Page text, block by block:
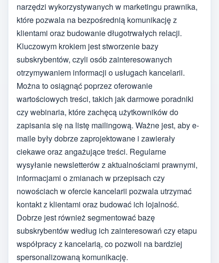
narzędzi wykorzystywanych w marketingu prawnika,
które pozwala na bezpośrednią komunikację z
klientami oraz budowanie długotrwałych relacji.
Kluczowym krokiem jest stworzenie bazy
subskrybentów, czyli osób zainteresowanych
otrzymywaniem informacji o usługach kancelarii.
Można to osiągnąć poprzez oferowanie
wartościowych treści, takich jak darmowe poradniki
czy webinaria, które zachęcą użytkowników do
zapisania się na listę mailingową. Ważne jest, aby e-
maile były dobrze zaprojektowane i zawierały
ciekawe oraz angażujące treści. Regularne
wysyłanie newsletterów z aktualnościami prawnymi,
informacjami o zmianach w przepisach czy
nowościach w ofercie kancelarii pozwala utrzymać
kontakt z klientami oraz budować ich lojalność.
Dobrze jest również segmentować bazę
subskrybentów według ich zainteresowań czy etapu
współpracy z kancelarią, co pozwoli na bardziej
spersonalizowaną komunikację.